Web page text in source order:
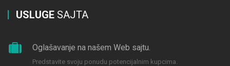
USLUGE SAJTA
Oglašavanje na našem Web sajtu.
Predstavite svoju ponudu potencijalnim kupcima.